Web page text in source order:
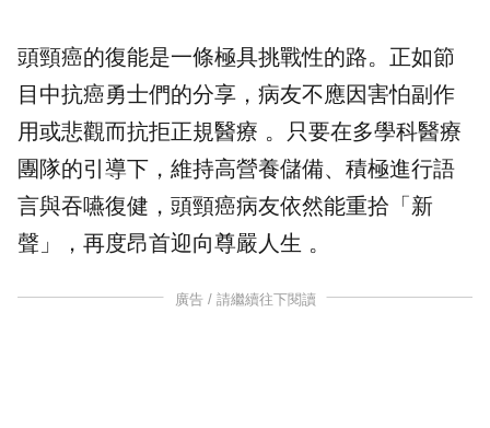
頭頸癌的復能是一條極具挑戰性的路。正如節
目中抗癌勇士們的分享，病友不應因害怕副作
用或悲觀而抗拒正規醫療 。只要在多學科醫療
團隊的引導下，維持高營養儲備、積極進行語
言與吞嚥復健，頭頸癌病友依然能重拾「新
聲」，再度昂首迎向尊嚴人生 。
廣告 / 請繼續往下閱讀